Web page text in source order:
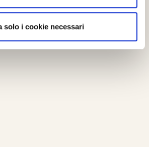
solo i cookie necessari